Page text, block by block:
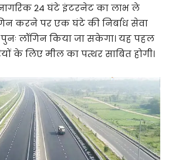
नागरिक 24 घंटे इंटरनेट का लाभ ले
करने पर एक घंटे की निर्बाध सेवा
लॉगिन किया जा सकेगा। यह पहल
के लिए मील का पत्थर साबित होगी।